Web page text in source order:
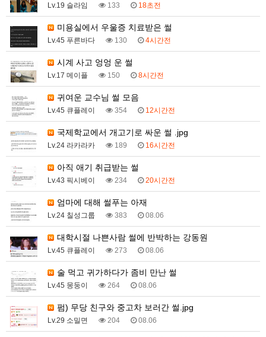
Lv.19 슬라임 133 18초전
미용실에서 우울증 치료받은 썰
Lv.45 푸른바다 130 4시간전
시계 사고 엉엉 운 썰
Lv.17 메이플 150 8시간전
귀여운 교수님 썰 모음
Lv.45 큐플레이 354 12시간전
국제학교에서 개고기로 싸운 썰 .jpg
Lv.24 라카라카 189 16시간전
아직 애기 취급받는 썰
Lv.43 픽시베이 234 20시간전
엄마에 대해 썰푸는 아재
Lv.24 칠성그룹 383 08.06
대학시절 나쁜사람 썰에 반박하는 강동원
Lv.45 큐플레이 273 08.06
술 먹고 귀가하다가 좀비 만난 썰
Lv.45 몽둥이 264 08.06
펌) 무당 친구와 중고차 보러간 썰.jpg
Lv.29 소밀면 204 08.06